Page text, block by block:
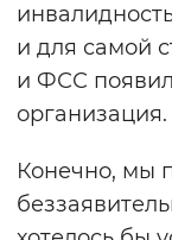
и для самой
и ФСС
организация.
Конечно, мы